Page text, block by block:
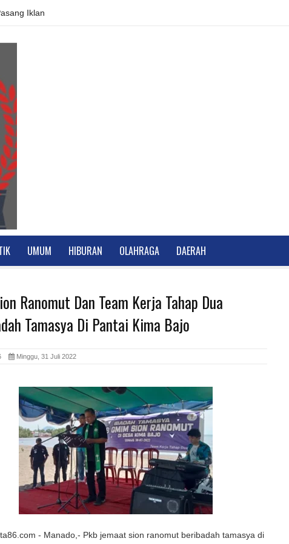
Iklan
UMUM HIBURAN OLAHRAGA DAERAH
Ranomut Dan Team Kerja Tahap Dua
Tamasya Di Pantai Kima Bajo
Minggu, 31 Juli 2022
- Manado,- Pkb jemaat sion ranomut beribadah tamasya di